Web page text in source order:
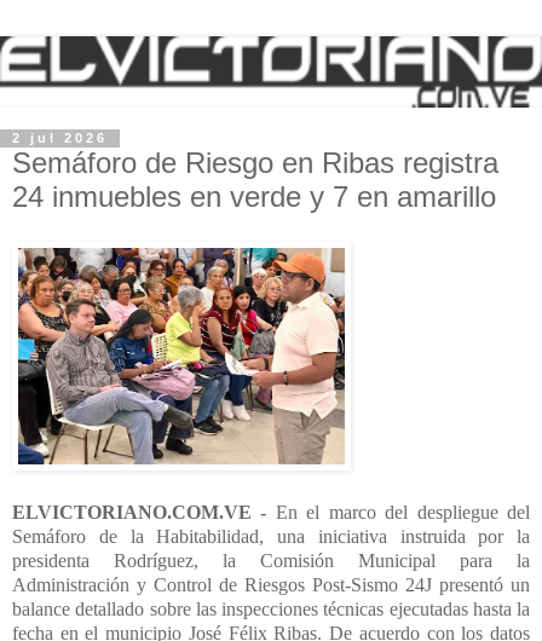
2 jul 2026
Semáforo de Riesgo en Ribas registra
24 inmuebles en verde y 7 en amarillo
ELVICTORIANO.COM.VE - En el marco del despliegue del
Semáforo de la Habitabilidad, una iniciativa instruida por la
presidenta Rodríguez, la Comisión Municipal para la
Administración y Control de Riesgos Post-Sismo 24J presentó un
balance detallado sobre las inspecciones técnicas ejecutadas hasta la
fecha en el municipio José Félix Ribas. De acuerdo con los datos